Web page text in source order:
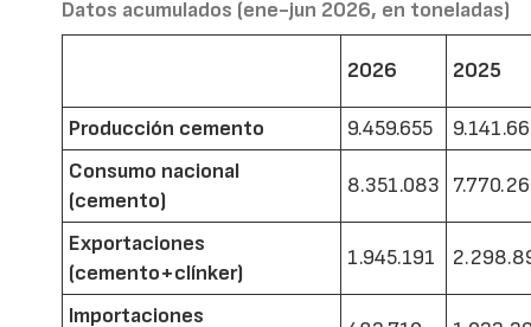
Datos acumulados (ene-jun 2026, en toneladas)
2026 2025
Producción cemento 9.459.655
Consumo nacional
(cemento)
8.351.083
Exportaciones
(cemento+clínker)
1.945.191
Importaciones